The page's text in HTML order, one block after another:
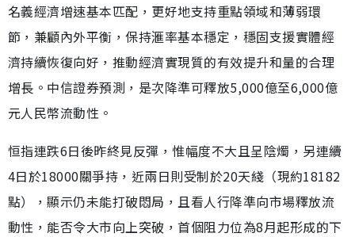
名義經濟增速基本匹配，更好地支持重點領域和薄弱環
節，兼顧內外平衡，保持滙率基本穩定，穩固支援實體經
濟持續恢復向好，推動經濟實現質的有效提升和量的合理
增長。中信證券預測，是次降準可釋放5,000億至6,000億
元人民幣流動性。
恒指連跌6日後昨終見反彈，惟幅度不大且呈陰燭，另連續
4日於18000關爭持，近兩日則受制於20天綫（現約18182
點），顯示仍未能打破悶局，且看人行降準向市場釋放流
動性，能否令大市向上突破，首個阻力位為8月起形成的下